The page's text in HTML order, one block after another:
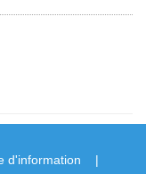
d'information |